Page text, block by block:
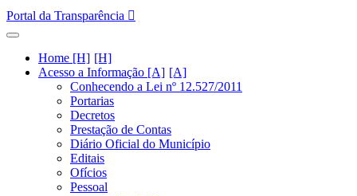
Portal da Transparência
Home [H]
Acesso a Informação [A]
Conhecendo a Lei nº 12.527/2011
Portarias
Decretos
Prestação de Contas
Diário Oficial do Município
Editais
Ofícios
Pessoal